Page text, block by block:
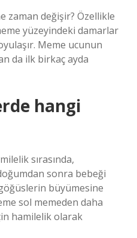
zaman değişir? Özellikle
yüzeyindeki damarlar
Meme ucunun
da ilk birkaç ayda
hangi
sırasında,
sonra bebeği
büyümesine
sol memeden daha
hamilelik olarak